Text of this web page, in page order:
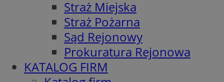
Straż Miejska
Straż Pożarna
Sąd Rejonowy
Prokuratura Rejonowa
KATALOG FIRM